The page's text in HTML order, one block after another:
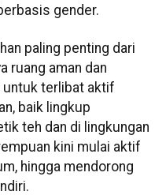
gender.
paling penting dari
ruang aman dan
untuk terlibat aktif
baik lingkup
teh dan di lingkungan
kini mulai aktif
hingga mendorong